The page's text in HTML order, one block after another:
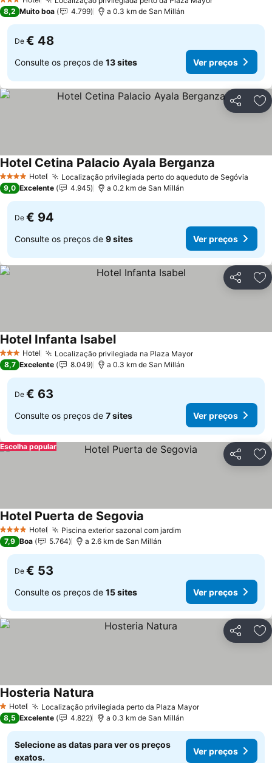
3 Estrelas
8,2 Muito boa 4.799 a 0.3 km de San Millán
De € 48
Consulte os preços de 13 sites Ver preços
Partilhar
4 EstrelasHotel Localização privilegiada perto do aqueduto de Segóvia
Hotel Cetina Palacio Ayala Berganza
9,0 Excelente 4.945 a 0.2 km de San Millán
De € 94
Consulte os preços de 9 sites Ver preços
Partilhar
3 EstrelasHotel Localização privilegiada na Plaza Mayor
Hotel Infanta Isabel
8,7 Excelente 8.049 a 0.3 km de San Millán
De € 63
Consulte os preços de 7 sites Ver preços
Partilhar
Escolha popular
4 EstrelasHotel Piscina exterior sazonal com jardim
Hotel Puerta de Segovia
7,9 Boa 5.764 a 2.6 km de San Millán
De € 53
Consulte os preços de 15 sites Ver preços
Partilhar
1 Estrelas
Hotel Localização privilegiada perto da Plaza Mayor
Hosteria Natura
8,5 Excelente 4.822 a 0.3 km de San Millán
Selecione as datas para ver os preços
exatos.
Ver preços